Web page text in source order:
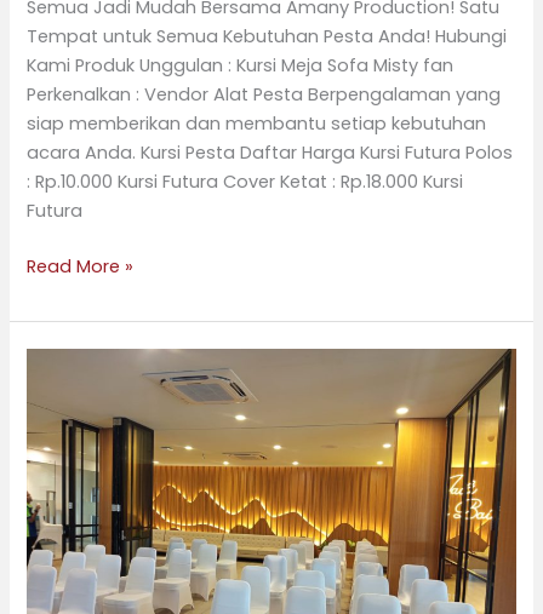
Semua Jadi Mudah Bersama Amany Production! Satu
Tempat untuk Semua Kebutuhan Pesta Anda! Hubungi
Kami Produk Unggulan : Kursi Meja Sofa Misty fan
Perkenalkan : Vendor Alat Pesta Berpengalaman yang
siap memberikan dan membantu setiap kebutuhan
acara Anda. Kursi Pesta Daftar Harga Kursi Futura Polos
: Rp.10.000 Kursi Futura Cover Ketat : Rp.18.000 Kursi
Futura
Read More »
Futura
untuk
Acara
Formal
di
Kecamatan
Grogol